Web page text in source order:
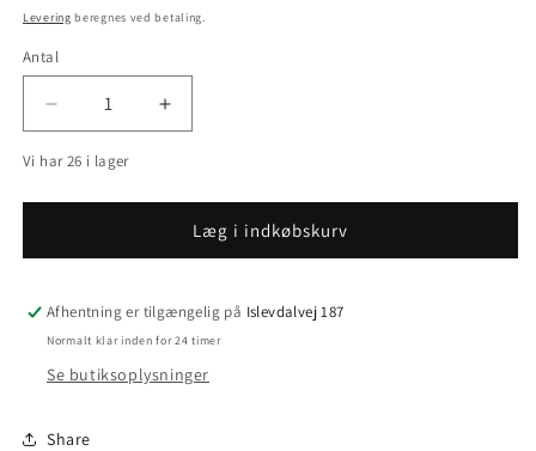
Levering beregnes ved betaling.
Antal
Reducer
antallet
for
40
Øg
antallet
180x22
40
Vi har 26 i lager
Læg i indkøbskurv
Afhentning er tilgængelig på Islevdalvej 187
Normalt klar inden for 24 timer
Se butiksoplysninger
Share